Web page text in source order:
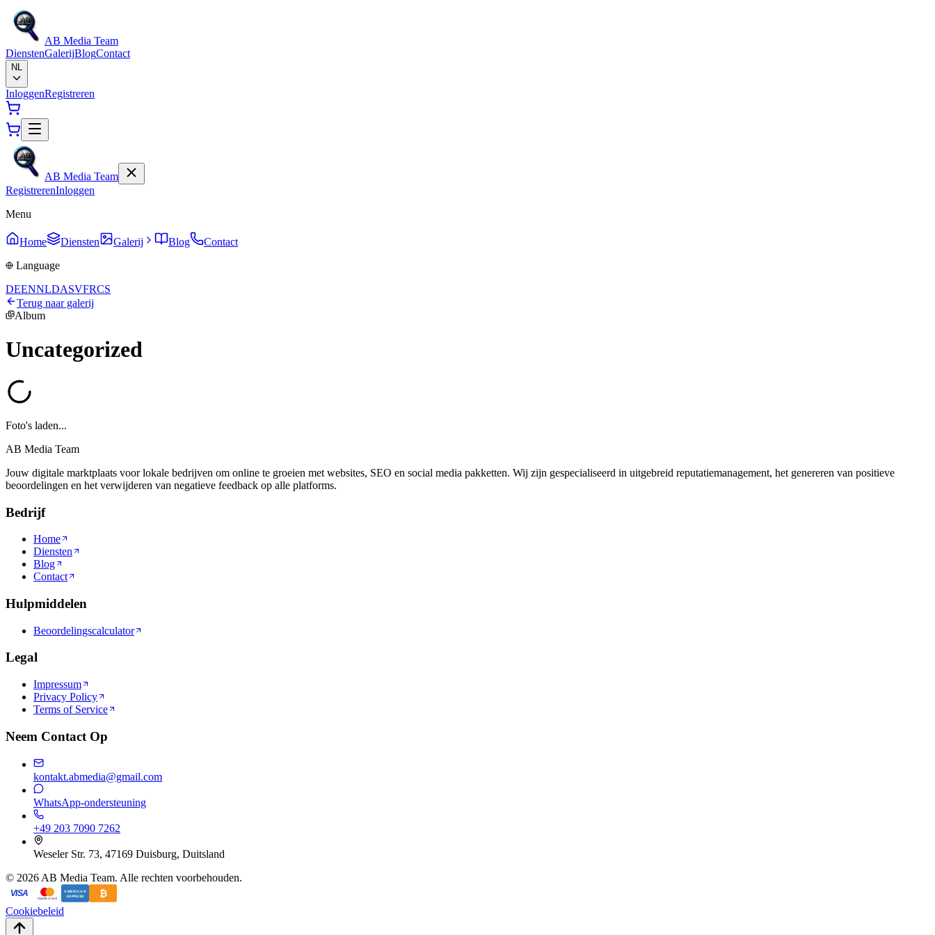
AB Media Team
DienstenGalerijBlogContact
NL
InloggenRegistreren
AB Media Team
RegistrerenInloggen
Menu
Home Diensten Galerij Blog
Contact
Language
DEENNLDASVFRCS
Terug naar galerij
Album
Uncategorized
Foto's laden...
AB Media Team
Jouw digitale marktplaats voor lokale bedrijven om online te groeien met websites, SEO en social media pakketten. Wij zijn gespecialiseerd in uitgebreid reputatiemanagement, het genereren van positieve
beoordelingen en het verwijderen van negatieve feedback op alle platforms.
Bedrijf
Home
Diensten
Blog
Contact
Hulpmiddelen
Beoordelingscalculator
Legal
Impressum
Privacy Policy
Terms of Service
Neem Contact Op
kontakt.abmedia@gmail.com
WhatsApp-ondersteuning
+49 203 7090 7262
Weseler Str. 73, 47169 Duisburg, Duitsland
© 2026 AB Media Team. Alle rechten voorbehouden.
VISA
mastercard
AMERICAN
EXPRESS
₿
Cookiebeleid